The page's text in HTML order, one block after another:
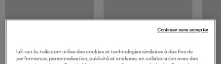
lulli-sur-la-toile.com utilise des cookies et technologies similaires à des fins de
performance, personnalisation, publicité et analyses, en collaboration avec des
Continuer sans accepter